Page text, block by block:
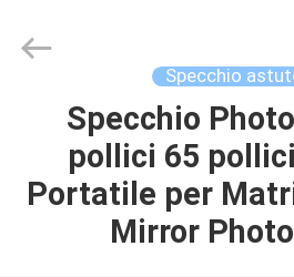
CASA.
PRODOTTI
Interactive
Technology
Specchio
Specchio
pollici 65
Portatile per
Mirror